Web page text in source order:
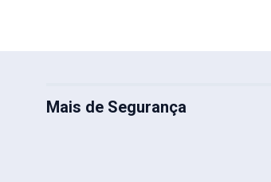
Mais de Segurança